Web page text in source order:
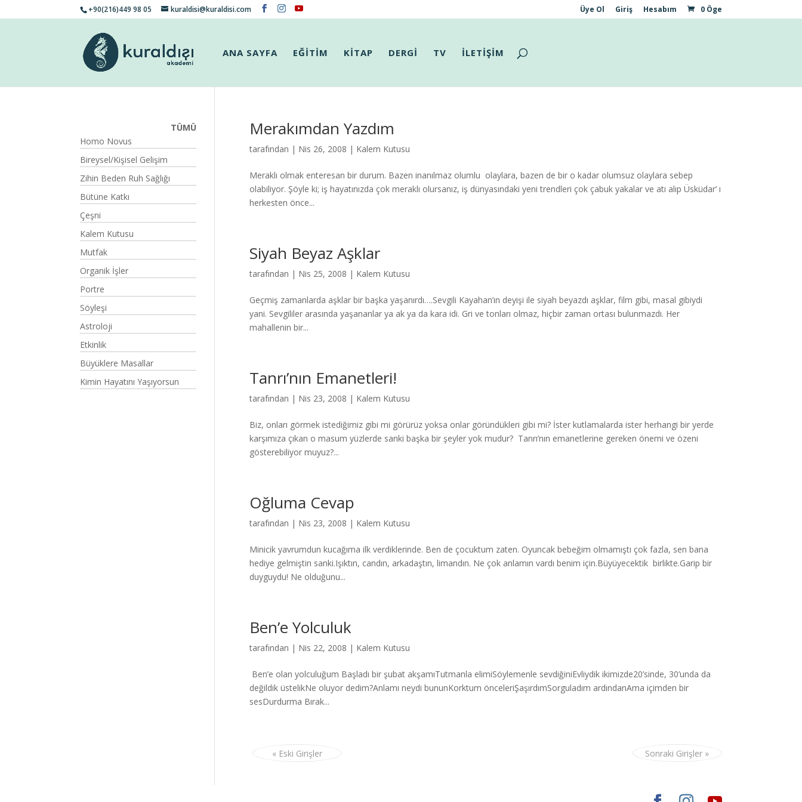
+90(216)449 98 05 kuraldisi@kuraldisi.com Üye Ol Giriş Hesabım 0 Öge
ANA SAYFA EĞİTİM KİTAP DERGİ TV İLETİŞİM
Merakımdan Yazdım
tarafından | Nis 26, 2008 | Kalem Kutusu
Meraklı olmak enteresan bir durum. Bazen inanılmaz olumlu olaylara, bazen de bir o kadar olumsuz olaylara sebep
olabiliyor. Şöyle ki; iş hayatınızda çok meraklı olursanız, iş dünyasındaki yeni trendleri çok çabuk yakalar ve atı alıp Üsküdar’ ı
herkesten önce...
Siyah Beyaz Aşklar
tarafından | Nis 25, 2008 | Kalem Kutusu
Geçmiş zamanlarda aşklar bir başka yaşanırdı….Sevgili Kayahan’ın deyişi ile siyah beyazdı aşklar, film gibi, masal gibiydi
yani. Sevgililer arasında yaşananlar ya ak ya da kara idi. Gri ve tonları olmaz, hiçbir zaman ortası bulunmazdı. Her
mahallenin bir...
Tanrı’nın Emanetleri!
tarafından | Nis 23, 2008 | Kalem Kutusu
Biz, onları görmek istediğimiz gibi mi görürüz yoksa onlar göründükleri gibi mi? İster kutlamalarda ister herhangi bir yerde
karşımıza çıkan o masum yüzlerde sanki başka bir şeyler yok mudur? Tanrı’nın emanetlerine gereken önemi ve özeni
gösterebiliyor muyuz?...
Oğluma Cevap
tarafından | Nis 23, 2008 | Kalem Kutusu
Minicik yavrumdun kucağıma ilk verdiklerinde. Ben de çocuktum zaten. Oyuncak bebeğim olmamıştı çok fazla, sen bana
hediye gelmiştin sanki.Işıktın, candın, arkadaştın, limandın. Ne çok anlamın vardı benim için.Büyüyecektik birlikte.Garip bir
duyguydu! Ne olduğunu...
Ben’e Yolculuk
tarafından | Nis 22, 2008 | Kalem Kutusu
Ben’e olan yolculuğum Başladı bir şubat akşamıTutmanla elimiSöylemenle sevdiğiniEvliydik ikimizde20’sinde, 30’unda da
değildik üstelikNe oluyor dedim?Anlamı neydi bununKorktum önceleriŞaşırdımSorguladım ardındanAma içimden bir
sesDurdurma Bırak...
« Eski Girişler Sonraki Girişler »
TÜMÜ
Homo Novus
Bireysel/Kişisel Gelişim
Zihin Beden Ruh Sağlığı
Bütüne Katkı
Çeşni
Kalem Kutusu
Mutfak
Organik İşler
Portre
Söyleşi
Astroloji
Etkinlik
Büyüklere Masallar
Kimin Hayatını Yaşıyorsun